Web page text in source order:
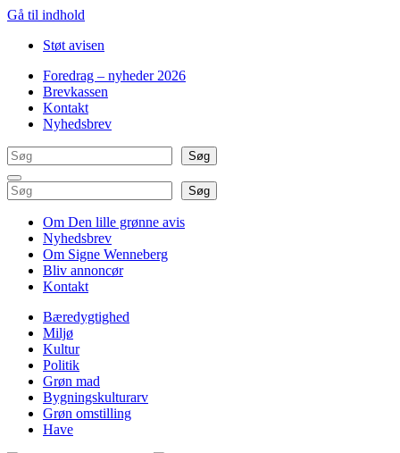
Gå til indhold
Støt avisen
Foredrag – nyheder 2026
Brevkassen
Kontakt
Nyhedsbrev
Søg
Søg
Søg Søg
Om Den lille grønne avis
Nyhedsbrev
Om Signe Wenneberg
Bliv annoncør
Kontakt
Bæredygtighed
Miljø
Kultur
Politik
Grøn mad
Bygningskulturarv
Grøn omstilling
Have